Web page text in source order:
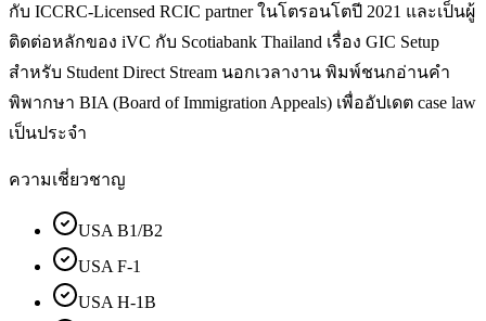
กับ ICCRC-Licensed RCIC partner ในโตรอนโตปี 2021 และเป็นผู้
ติดต่อหลักของ iVC กับ Scotiabank Thailand เรื่อง GIC Setup
สำหรับ Student Direct Stream นอกเวลางาน พิมพ์ชนกอ่านคำ
พิพากษา BIA (Board of Immigration Appeals) เพื่ออัปเดต case law
เป็นประจำ
ความเชี่ยวชาญ
USA B1/B2
USA F-1
USA H-1B